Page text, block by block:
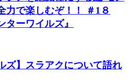
力で楽しむぞ！！ ＃1８
ターワイルズ』
ズ】スラアクについて語れ